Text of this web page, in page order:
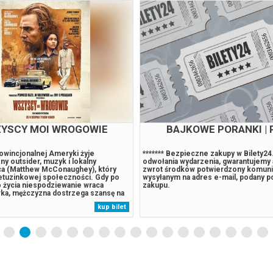
PSA
świecie wirus niszczy
z ocalałych jest Higg - pilot,
ale stracił rodzinę.*******
w Bilety24. W przypadku
gwarantujemy automatyczny
potwierdzony komunikatem
adres e-mail, podany podczas
kup bilet
GWIAZDOZBIÓR
W postapokaliptycznym świecie
ludzkość. Jednym z ocalałych jest
który przeżył grypę, ale stracił
Bezpieczne zakupy w Bilety24. W
odwołania wydarzenia, gwarantujemy